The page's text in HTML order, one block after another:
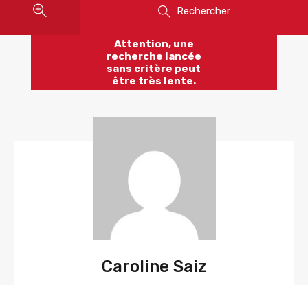
Rechercher
Attention, une
recherche lancée
sans critère peut
être très lente.
Caroline Saiz